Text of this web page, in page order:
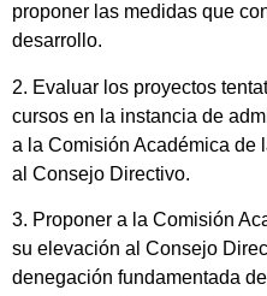
proponer las medidas que
desarrollo.
2. Evaluar los proyectos
cursos en la instancia de
a la Comisión Académica de
al Consejo Directivo.
3. Proponer a la Comisión
su elevación al Consejo
denegación fundamentada